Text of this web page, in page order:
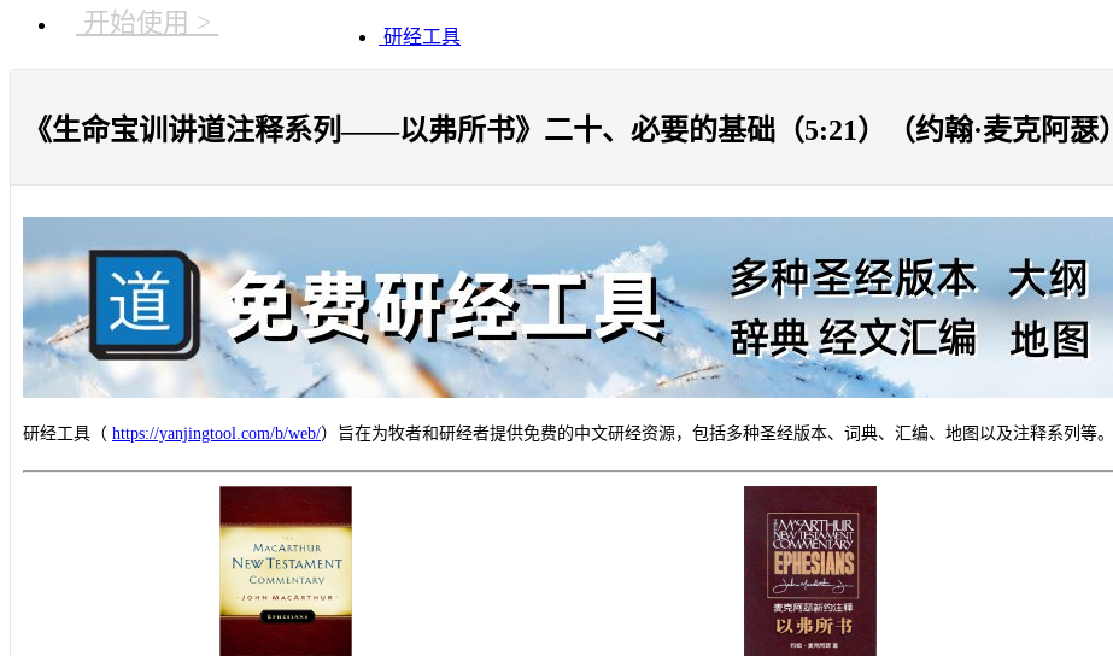
开始使用 > 研经工具
《生命宝训讲道注释系列——以弗所书》二十、必要的基础（5:21）（约翰·麦克阿瑟）
研经工具（ https://yanjingtool.com/b/web/）旨在为牧者和研经者提供免费的中文研经资源，包括多种圣经版本、词典、汇编、地图以及注释系列等。